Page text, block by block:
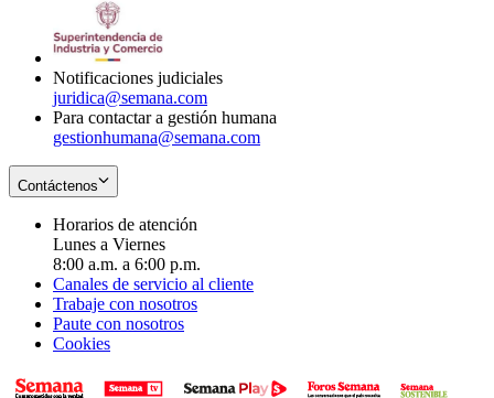
Notificaciones judiciales
juridica@semana.com
Para contactar a gestión humana
gestionhumana@semana.com
Contáctenos
Horarios de atención
Lunes a Viernes
8:00 a.m. a 6:00 p.m.
Canales de servicio al cliente
Trabaje con nosotros
Paute con nosotros
Cookies